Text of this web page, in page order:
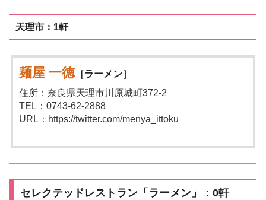
天理市：1軒
麺屋 一徳［ラーメン］
住所：奈良県天理市川原城町372-2
TEL：0743-62-2888
URL：https://twitter.com/menya_ittoku
セレクテッドレストラン「ラーメン」：0軒